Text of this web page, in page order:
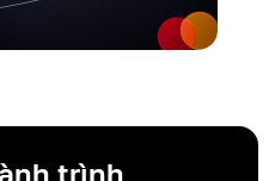
trình